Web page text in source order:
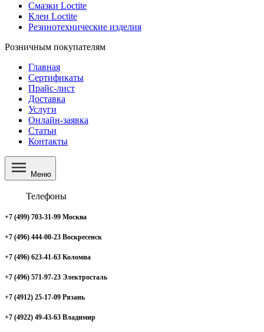
Смазки Loctite
Клеи Loctite
Резинотехнические изделия
Розничным покупателям
Главная
Сертификаты
Прайс-лист
Доставка
Услуги
Онлайн-заявка
Статьи
Контакты
Меню
Телефоны
+7 (499) 703-31-99 Москва
+7 (496) 444-00-23 Воскресенск
+7 (496) 623-41-63 Коломна
+7 (496) 571-97-23 Электросталь
+7 (4912) 25-17-09 Рязань
+7 (4922) 49-43-63 Владимир